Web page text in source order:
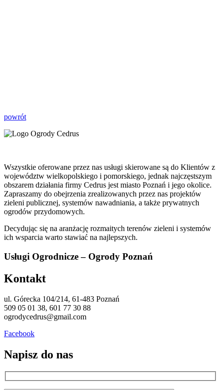
powrót
Wszystkie oferowane przez nas usługi skierowane są do Klientów z
województw wielkopolskiego i pomorskiego, jednak najczęstszym
obszarem działania firmy Cedrus jest miasto Poznań i jego okolice.
Zapraszamy do obejrzenia zrealizowanych przez nas projektów
zieleni publicznej, systemów nawadniania, a także prywatnych
ogrodów przydomowych.
Decydując się na aranżację rozmaitych terenów zieleni i systemów
ich wsparcia warto stawiać na najlepszych.
Usługi Ogrodnicze – Ogrody Poznań
Kontakt
ul. Górecka 104/214, 61-483 Poznań
509 05 01 38, 601 77 30 88
ogrodycedrus@gmail.com
Facebook
Napisz do nas